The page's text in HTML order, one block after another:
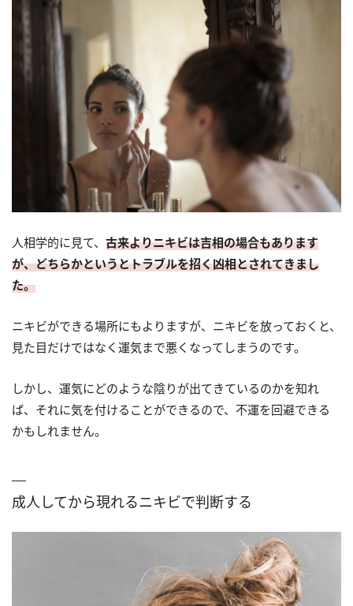
人相学的に見て、 古来よりニキビは吉相の場合もあります
が、どちらかというとトラブルを招く凶相とされてきまし
た。
ニキビができる場所にもよりますが、ニキビを放っておくと、
見た目だけではなく運気まで悪くなってしまうのです。
しかし、運気にどのような陰りが出てきているのかを知れ
ば、それに気を付けることができるので、不運を回避できる
かもしれません。
成人してから現れるニキビで判断する